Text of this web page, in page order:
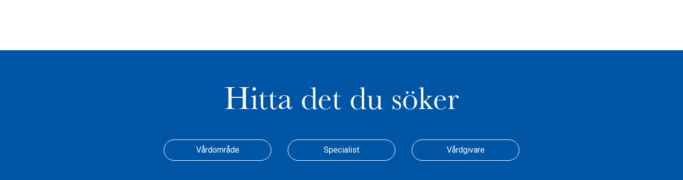
Hitta det du söker
Vårdområde Specialist Vårdgivare